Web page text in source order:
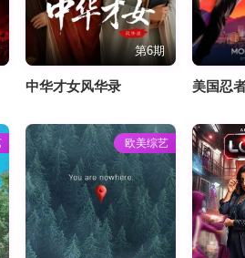
第6期
中华才女风华录 美国忍
欧美综艺